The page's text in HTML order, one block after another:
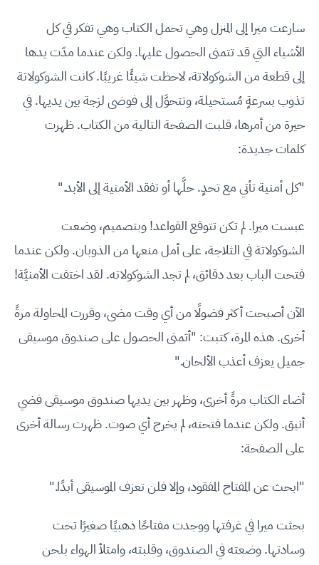
سارعت ميرا إلى المنزل وهي تحمل الكتاب وهي تفكر في كل
الأشياء التي قد تتمنى الحصول عليها. ولكن عندما مدّت يدها
إلى قطعة من الشوكولاتة، لاحظت شيئًا غريبًا. كانت الشوكولاتة
تذوب بسرعةٍ مُستحيلة، وتتحوَّل إلى فوضى لزجة بين يديها. في
حيرة من أمرها، قلبت الصفحة التالية من الكتاب. ظهرت
كلمات جديدة:
"كل أمنية تأتي مع تحدٍ. حلَّها أو تفقد الأمنية إلى الأبد."
عبست ميرا. لم تكن تتوقع القواعد! وبتصميم، وضعت
الشوكولاتة في الثلاجة، على أمل منعها من الذوبان. ولكن عندما
فتحت الباب بعد دقائق، لم تجد الشوكولاته. لقد اختفت الأمنيَّة!
الآن أصبحت أكثر فضولًا من أي وقت مضى، وقررت المحاولة مرةً
أخرى. هذه المرة، كتبت: "أتمنى الحصول على صندوق موسيقى
جميل يعزف أعذب الألحان."
أضاء الكتاب مرةً أخرى، وظهر بين يديها صندوق موسيقى فضي
أنيق. ولكن عندما فتحته، لم يخرج أي صوت. ظهرت رسالة أخرى
على الصفحة:
"ابحث عن المفتاح المفقود، وإلا فلن تعزف الموسيقى أبدًا."
بحثت ميرا في غرفتها ووجدت مفتاحًا ذهبيًا صغيرًا تحت
وسادتها. وضعته في الصندوق، وقلبته، وامتلأ الهواء بلحن